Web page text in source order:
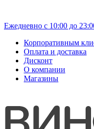
Ежедневно с 10:00 до
Корпоративным
Оплата и доставка
Дисконт
О компании
Магазины